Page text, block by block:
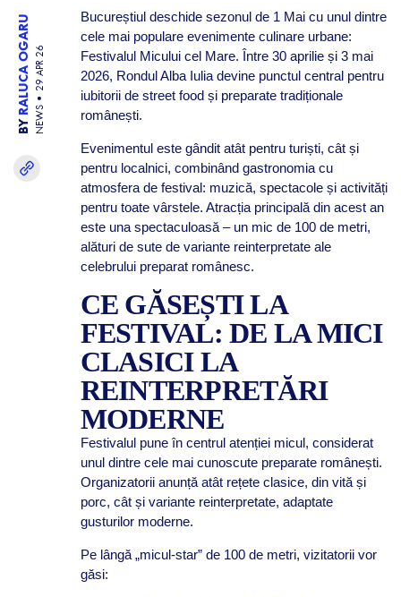
BY
RALUCA OGARU
NEWS
29 APR 26
Bucureștiul deschide sezonul de 1 Mai cu unul dintre
cele mai populare evenimente culinare urbane:
Festivalul Micului cel Mare. Între 30 aprilie și 3 mai
2026, Rondul Alba Iulia devine punctul central pentru
iubitorii de street food și preparate tradiționale
românești.
Evenimentul este gândit atât pentru turiști, cât și
pentru localnici, combinând gastronomia cu
atmosfera de festival: muzică, spectacole și activități
pentru toate vârstele. Atracția principală din acest an
este una spectaculoasă – un mic de 100 de metri,
alături de sute de variante reinterpretate ale
celebrului preparat românesc.
CE GĂSEȘTI LA
FESTIVAL: DE LA MICI
CLASICI LA
REINTERPRETĂRI
MODERNE
Festivalul pune în centrul atenției micul, considerat
unul dintre cele mai cunoscute preparate românești.
Organizatorii anunță atât rețete clasice, din vită și
porc, cât și variante reinterpretate, adaptate
gusturilor moderne.
Pe lângă „micul-star” de 100 de metri, vizitatorii vor
găsi: